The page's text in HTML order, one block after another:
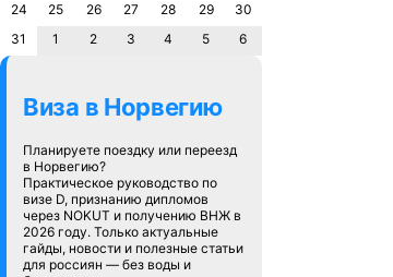
24
25 26 27 28 29
30
31
1 2 3 4 5 6
Виза в Норвегию
Планируете поездку или переезд
в Норвегию?
Практическое руководство по
визе D, признанию дипломов
через NOKUT и получению ВНЖ в
2026 году. Только актуальные
гайды, новости и полезные статьи
для россиян — без воды и